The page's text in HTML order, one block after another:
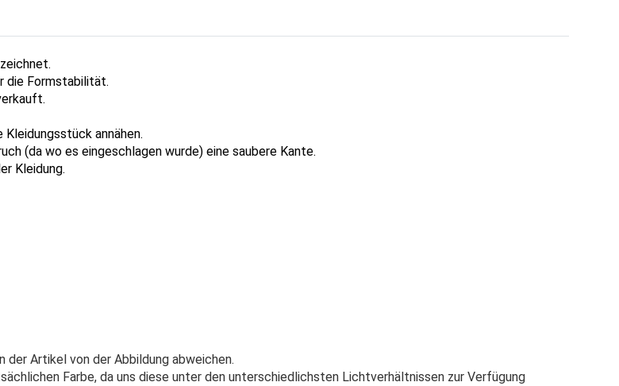
die Formstabilität.
annähen.
(da wo es eingeschlagen wurde) eine saubere Kante.
Kleidung.
Artikel von der Abbildung abweichen.
Farbe, da uns diese unter den unterschiedlichsten Lichtverhältnissen zur Verfügung